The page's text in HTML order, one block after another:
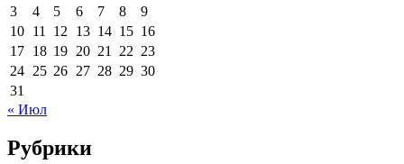
3
4 5 6 7 8
9
10 11 12 13 14 15 16
17 18 19 20 21 22 23
24 25 26 27 28 29 30
31
« Июл
Рубрики